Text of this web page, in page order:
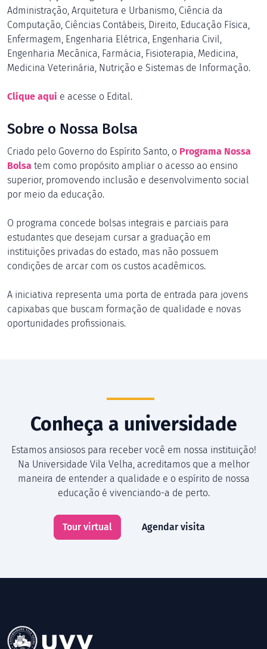
Administração, Arquitetura e Urbanismo, Ciência da
Computação, Ciências Contábeis, Direito, Educação Física,
Enfermagem, Engenharia Elétrica, Engenharia Civil,
Engenharia Mecânica, Farmácia, Fisioterapia, Medicina,
Medicina Veterinária, Nutrição e Sistemas de Informação.
Clique aqui e acesse o Edital.
Sobre o Nossa Bolsa
Criado pelo Governo do Espírito Santo, o Programa Nossa
Bolsa tem como propósito ampliar o acesso ao ensino
superior, promovendo inclusão e desenvolvimento social
por meio da educação.
O programa concede bolsas integrais e parciais para
estudantes que desejam cursar a graduação em
instituições privadas do estado, mas não possuem
condições de arcar com os custos acadêmicos.
A iniciativa representa uma porta de entrada para jovens
capixabas que buscam formação de qualidade e novas
oportunidades profissionais.
Conheça a universidade
Estamos ansiosos para receber você em nossa instituição!
Na Universidade Vila Velha, acreditamos que a melhor
maneira de entender a qualidade e o espírito de nossa
educação é vivenciando-a de perto.
Tour virtual Agendar visita